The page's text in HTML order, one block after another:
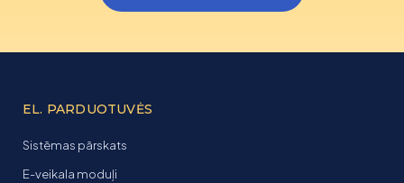
EL. PARDUOTUVĖS
Sistēmas pārskats
E-veikala moduļi